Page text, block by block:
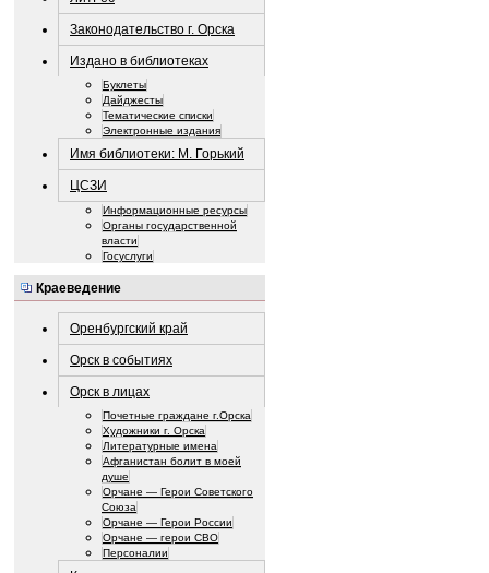
Законодательство г. Орска
Издано в библиотеках
Буклеты
Дайджесты
Тематические списки
Электронные издания
Имя библиотеки: М. Горький
ЦСЗИ
Информационные ресурсы
Органы государственной
власти
Госуслуги
Краеведение
Оренбургский край
Орск в событиях
Орск в лицах
Почетные граждане г.Орска
Художники г. Орска
Литературные имена
Афганистан болит в моей
душе
Орчане — Герои Советского
Союза
Орчане — Герои России
Орчане — герои СВО
Персоналии